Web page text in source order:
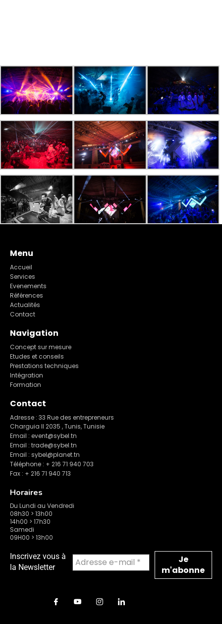
Menu
Accueil
Services
Evenements
Références
Actualités
Contact
Navigation
Concept sur mesure
Etudes et conseils
Prestations techniques
Intégration
Formation
Contact
Adresse : 33 Rue des entrepreneurs
Charguia II 2035 , Tunis, Tunisie
Email : event@sybel.tn
Email : trade@sybel.tn
Email : sybel@planet.tn
Téléphone : + 216 71 940 703
Fax : + 216 71 940 713
Horaires
Du Lundi au Vendredi
08h30 > 13h00
14h00 > 17h30
Samedi
09H00 > 13h00
Inscrivez vous à
la Newsletter